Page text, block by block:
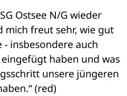
Ostsee N/G wieder
mich freut sehr, wie gut
- insbesondere auch
haben und was
unsere jüngeren
(red)